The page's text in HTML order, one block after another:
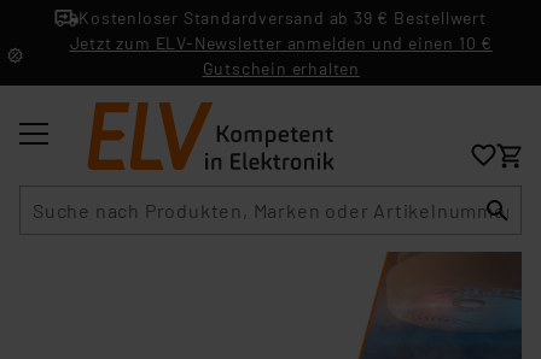
Kostenloser Standardversand ab 39 € Bestellwert
Jetzt zum ELV-Newsletter anmelden und einen 10 €
Gutschein erhalten